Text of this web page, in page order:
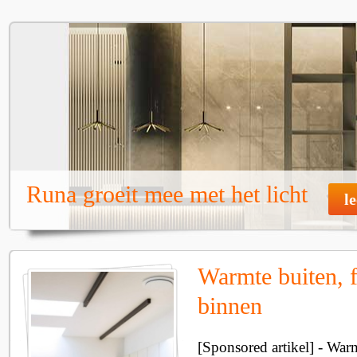
Runa groeit mee met het licht
Warmte buiten,
binnen
[Sponsored artikel] -